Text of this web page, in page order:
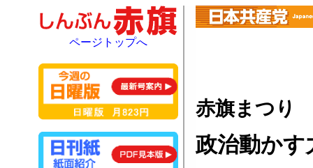
赤旗まつり
政治動かす
ページトップへ